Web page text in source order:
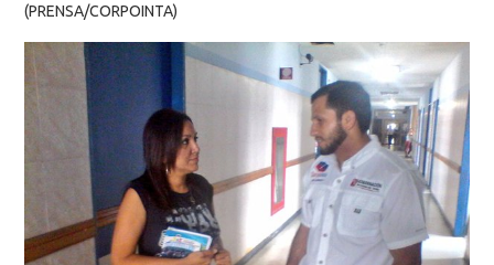
(PRENSA/CORPOINTA)